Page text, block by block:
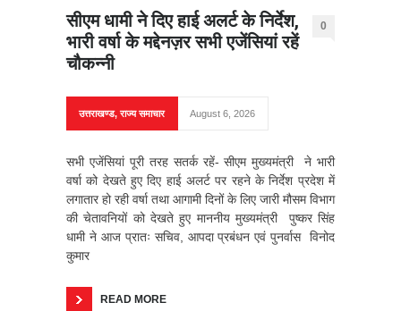
सीएम धामी ने दिए हाई अलर्ट के निर्देश,
भारी वर्षा के मद्देनज़र सभी एजेंसियां रहें
चौकन्नी
0
उत्तराखण्ड,राज्य समाचार August 6, 2026
सभी एजेंसियां पूरी तरह सतर्क रहें- सीएम मुख्यमंत्री ने भारी
वर्षा को देखते हुए दिए हाई अलर्ट पर रहने के निर्देश प्रदेश में
लगातार हो रही वर्षा तथा आगामी दिनों के लिए जारी मौसम विभाग
की चेतावनियों को देखते हुए माननीय मुख्यमंत्री पुष्कर सिंह
धामी ने आज प्रातः सचिव, आपदा प्रबंधन एवं पुनर्वास विनोद
कुमार
READ MORE